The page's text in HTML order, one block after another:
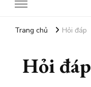
Trang chủ Hỏi đáp
Hỏi đáp